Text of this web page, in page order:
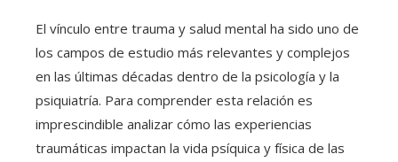
El vínculo entre trauma y salud mental ha sido uno de
los campos de estudio más relevantes y complejos
en las últimas décadas dentro de la psicología y la
psiquiatría. Para comprender esta relación es
imprescindible analizar cómo las experiencias
traumáticas impactan la vida psíquica y física de las